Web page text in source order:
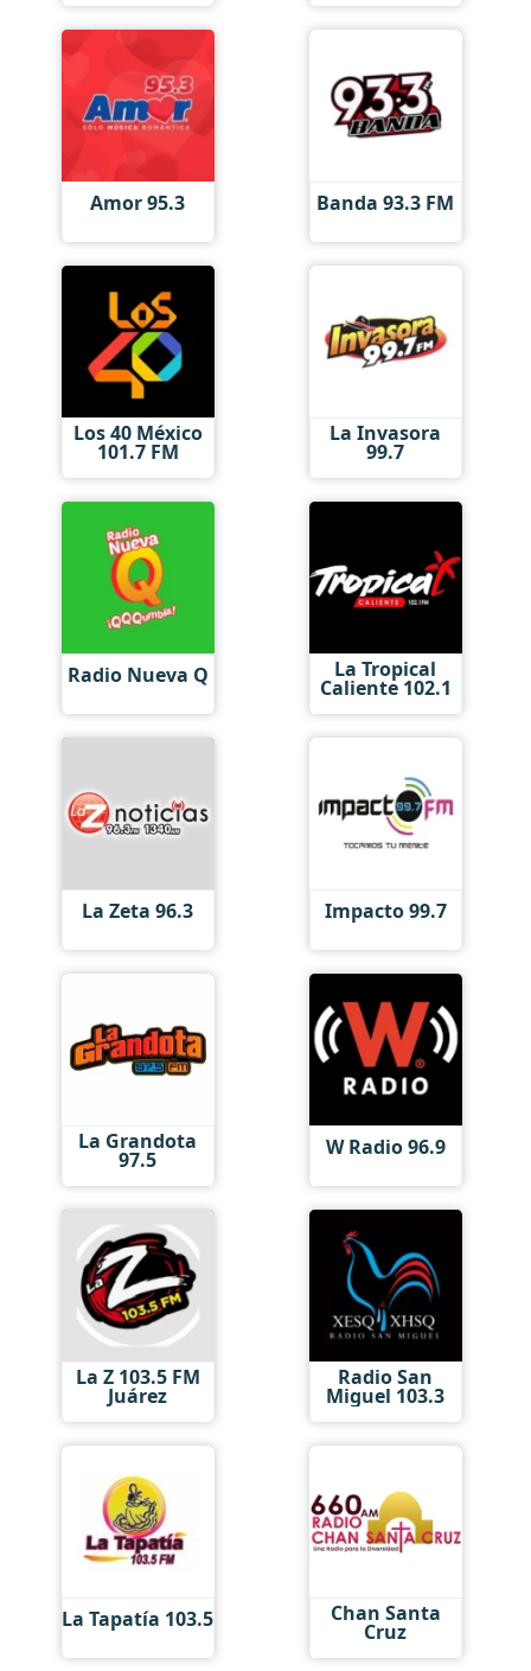
Amor 95.3 Banda 93.3 FM
Los 40 México
101.7 FM
La Invasora
99.7
Radio Nueva Q La Tropical
Caliente 102.1
La Zeta 96.3 Impacto 99.7
La Grandota
97.5 W Radio 96.9
La Z 103.5 FM
Juárez
Radio San
Miguel 103.3
La Tapatía 103.5 Chan Santa
Cruz